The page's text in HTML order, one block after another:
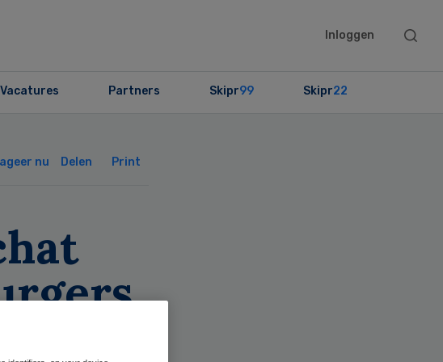
Inloggen
Search
Vacatures Partners Skipr99 Skipr22
nu Delen Print